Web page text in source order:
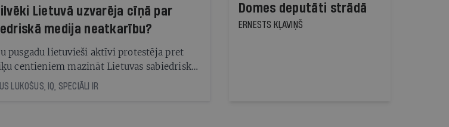
Lietuvā uzvarēja cīņā par
medija neatkarību?
pusgadu lietuvieši aktīvi protestēja pret
centieniem mazināt Lietuvas sabiedriskā
neatkarību. Kurš uzvarēja?
LUKOŠUS, IQ, SPECIĀLI IR
Domes deputāti strādā
ERNESTS KĻAVIŅŠ